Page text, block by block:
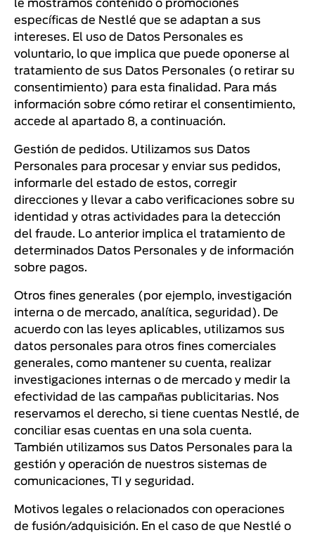
le mostramos contenido o promociones
específicas de Nestlé que se adaptan a sus
intereses. El uso de Datos Personales es
voluntario, lo que implica que puede oponerse al
tratamiento de sus Datos Personales (o retirar su
consentimiento) para esta finalidad. Para más
información sobre cómo retirar el consentimiento,
accede al apartado 8, a continuación.
Gestión de pedidos. Utilizamos sus Datos
Personales para procesar y enviar sus pedidos,
informarle del estado de estos, corregir
direcciones y llevar a cabo verificaciones sobre su
identidad y otras actividades para la detección
del fraude. Lo anterior implica el tratamiento de
determinados Datos Personales y de información
sobre pagos.
Otros fines generales (por ejemplo, investigación
interna o de mercado, analítica, seguridad). De
acuerdo con las leyes aplicables, utilizamos sus
datos personales para otros fines comerciales
generales, como mantener su cuenta, realizar
investigaciones internas o de mercado y medir la
efectividad de las campañas publicitarias. Nos
reservamos el derecho, si tiene cuentas Nestlé, de
conciliar esas cuentas en una sola cuenta.
También utilizamos sus Datos Personales para la
gestión y operación de nuestros sistemas de
comunicaciones, TI y seguridad.
Motivos legales o relacionados con operaciones
de fusión/adquisición. En el caso de que Nestlé o